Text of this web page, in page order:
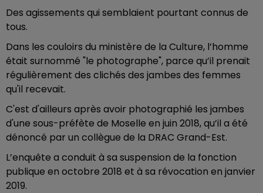
Des agissements qui semblaient pourtant connus de
tous.
Dans les couloirs du ministère de la Culture, l’homme
était surnommé "le photographe", parce qu’il prenait
régulièrement des clichés des jambes des femmes
qu'il recevait.
C'est d'ailleurs après avoir photographié les jambes
d'une sous-préfète de Moselle en juin 2018, qu’il a été
dénoncé par un collègue de la DRAC Grand-Est.
L’enquête a conduit à sa suspension de la fonction
publique en octobre 2018 et à sa révocation en janvier
2019.